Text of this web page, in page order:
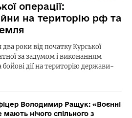
операції:
на територію рф та
роки від початку Курської
за задумом і виконанням
бойові дії на територію держави-
Володимир Ращук: «Воєнні
нічого спільного з